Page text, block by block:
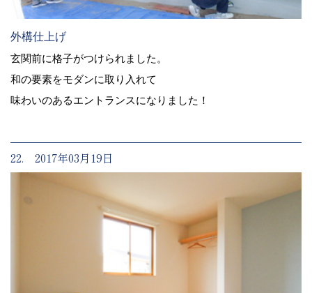
外構仕上げ
玄関前に格子がつけられました。
和の要素をモダンに取り入れて
味わいのあるエントランスになりました！
22. 2017年03月19日